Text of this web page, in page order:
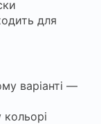
для
варіанті —